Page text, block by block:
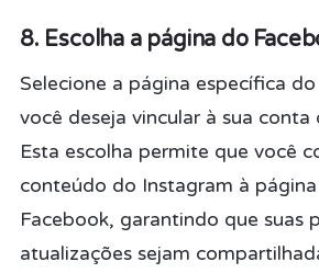
8. Escolha a página do
Selecione a página específica
você deseja vincular à sua conta
Esta escolha permite que você
conteúdo do Instagram à
Facebook, garantindo que suas
atualizações sejam